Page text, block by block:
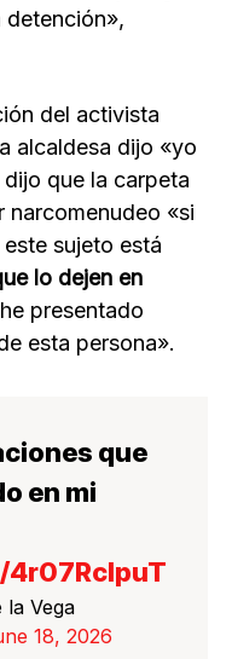
detención»,
del activista
alcaldesa dijo «yo
que la carpeta
narcomenudeo «si
sujeto está
lo dejen en
presentado
esta persona».
que
en mi
Vega
18, 2026